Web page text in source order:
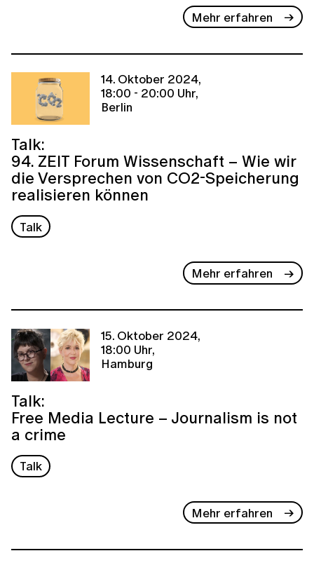
Mehr erfahren
14. Oktober 2024,
18:00 - 20:00 Uhr,
Berlin
Talk:
94. ZEIT Forum Wissenschaft – Wie wir
die Versprechen von CO2-Speicherung
realisieren können
Talk
Mehr erfahren
15. Oktober 2024,
18:00 Uhr,
Hamburg
Talk:
Free Media Lecture – Journalism is not
a crime
Talk
Mehr erfahren